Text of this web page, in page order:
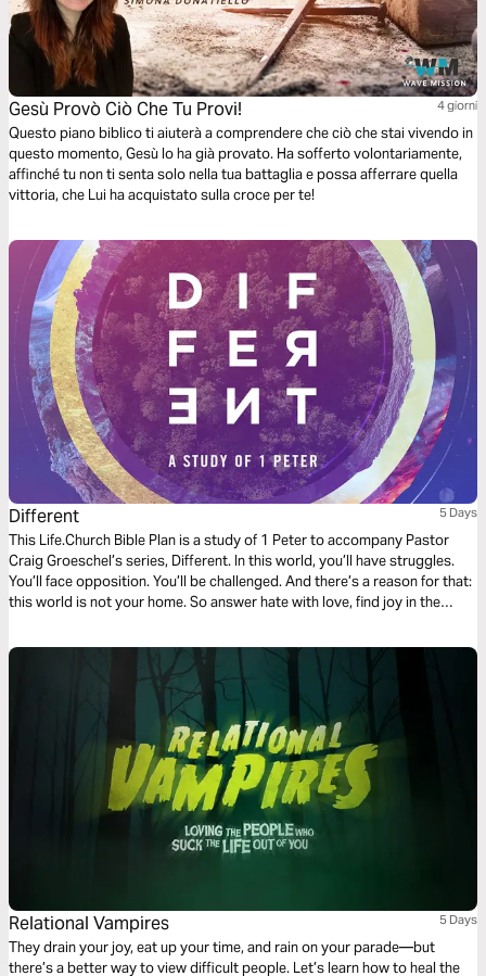
Gesù Provò Ciò Che Tu Provi! 4 giorni
Questo piano biblico ti aiuterà a comprendere che ciò che stai vivendo in
questo momento, Gesù lo ha già provato. Ha sofferto volontariamente,
affinché tu non ti senta solo nella tua battaglia e possa afferrare quella
vittoria, che Lui ha acquistato sulla croce per te!
Different 5 Days
This Life.Church Bible Plan is a study of 1 Peter to accompany Pastor
Craig Groeschel’s series, Different. In this world, you’ll have struggles.
You’ll face opposition. You’ll be challenged. And there’s a reason for that:
this world is not your home. So answer hate with love, find joy in the
be … different .
Relational Vampires 5 Days
They drain your joy, eat up your time, and rain on your parade—but
there’s a better way to view difficult people. Let’s learn how to heal the